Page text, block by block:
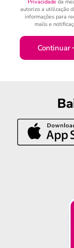
Privacidadeda
autorizo a utilização
informações para
mails e
Continuar